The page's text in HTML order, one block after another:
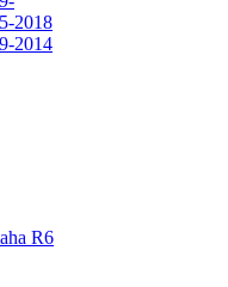
2018
2014
R6